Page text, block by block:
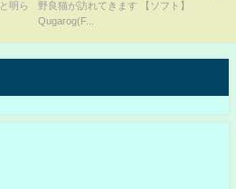
明ら
野良猫が訪れてきます 【ソフト】
Qugarog(F...